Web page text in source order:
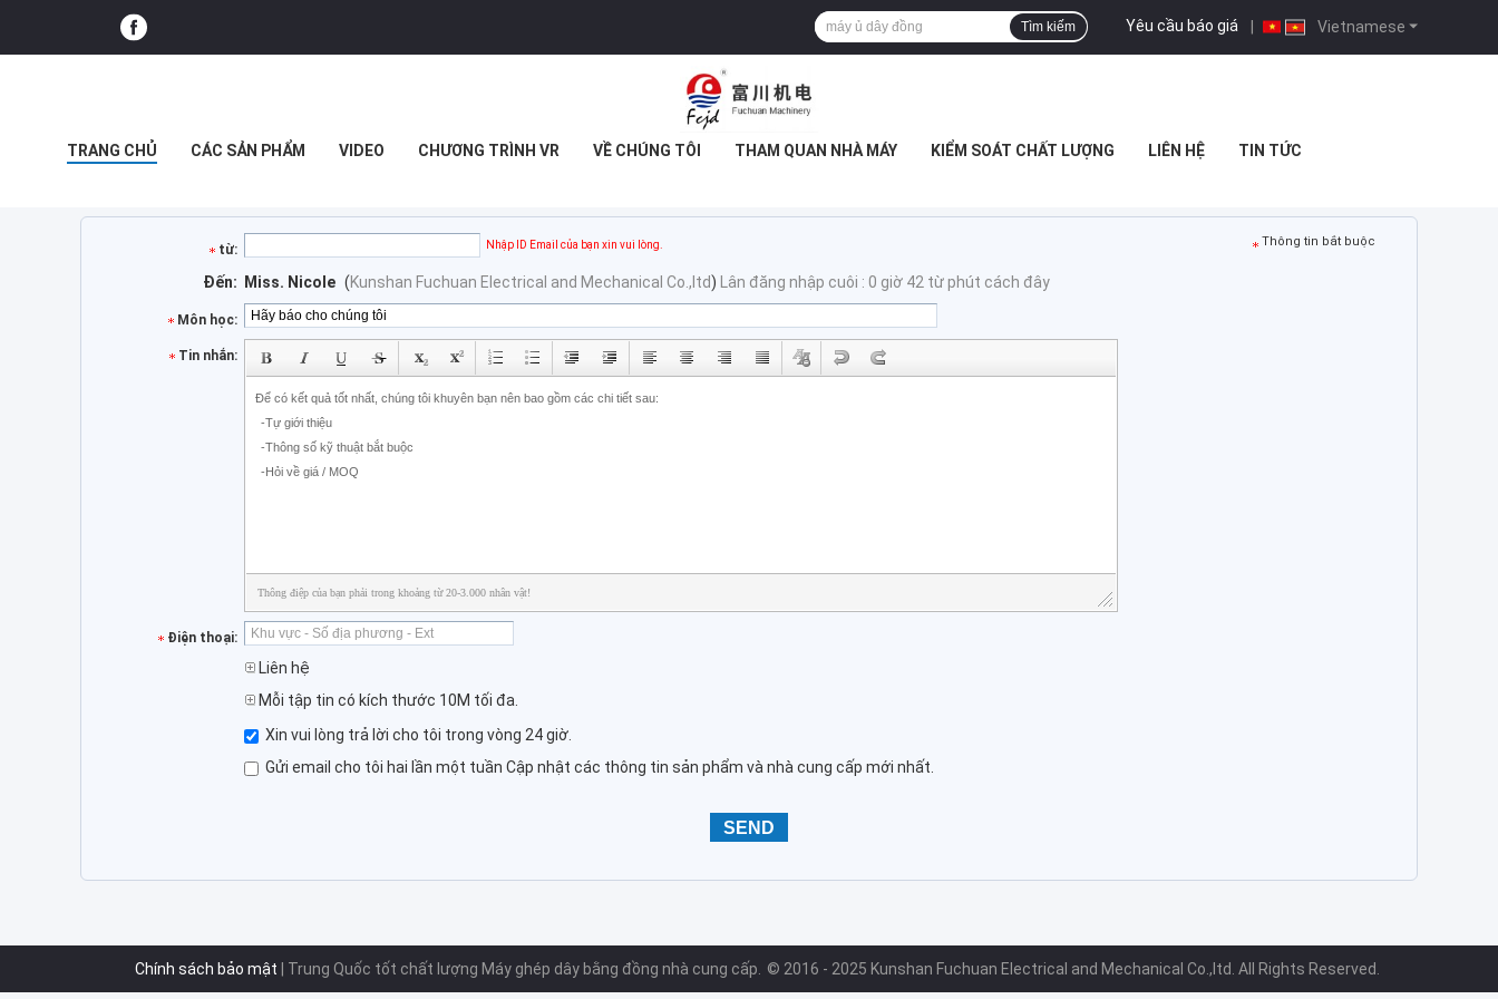
Vietnamese
Yêu cầu báo giá |
Tìm kiếm
TRANG CHỦ CÁC SẢN PHẨM VIDEO CHƯƠNG TRÌNH VR VỀ CHÚNG TÔI THAM QUAN NHÀ MÁY KIỂM SOÁT CHẤT LƯỢNG LIÊN HỆ TIN TỨC
từ: Nhập ID Email của bạn xin vui lòng. Thông tin bắt buộc
Đến: Miss. Nicole (Kunshan Fuchuan Electrical and Mechanical Co.,ltd) Lân đăng nhập cuôi : 0 giờ 42 từ phút cách đây
Môn học:
Tin nhắn:
Thông điệp của bạn phải trong khoảng từ 20-3.000 nhân vật!
Điện thoại:
Liên hệ
Mỗi tập tin có kích thước 10M tối đa.
Xin vui lòng trả lời cho tôi trong vòng 24 giờ.
Gửi email cho tôi hai lần một tuần Cập nhật các thông tin sản phẩm và nhà cung cấp mới nhất.
Chính sách bảo mật | Trung Quốc tốt chất lượng Máy ghép dây bằng đồng nhà cung cấp. © 2016 - 2025 Kunshan Fuchuan Electrical and Mechanical Co.,ltd. All Rights Reserved.